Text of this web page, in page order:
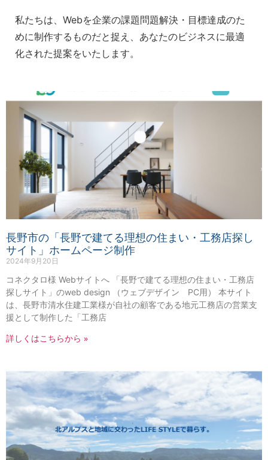
私たちは、Webを企業の課題問題解決・目標達成のた
めに制作するものだと捉え、あなたのビジネスに最適
化された提案をいたします。
長野市の「長野で建てる理想の住まい・工務店探し
サイト」ホームページ制作
2024年9月20日
コネクタロ様 Webサイトへ 「長野で建てる理想の住まい・工務店
探しサイト」のweb design （ウェブデザイン PC用） 本サイト
は、長野市清水住建工業様が自社の顧客である地元工務店の営業支
援として制作した「工務店
詳しくはこちらから »